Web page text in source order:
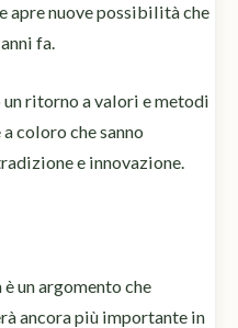
apre nuove possibilità che
fa.
ritorno a valori e metodi
coloro che sanno
e innovazione.
un argomento che
ancora più importante in